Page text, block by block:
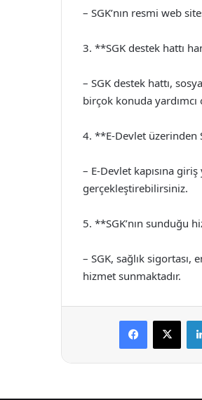
– SGK’nın resmi web
3. **SGK destek hattı
– SGK destek hattı,
birçok konuda yardımcı
4. **E-Devlet üzerinden
– E-Devlet kapısına
gerçekleştirebilirsiniz.
5. **SGK’nın sunduğu
– SGK, sağlık
hizmet sunmaktadır.
Facebook
X